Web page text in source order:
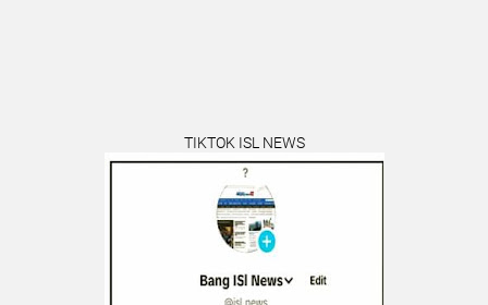
TIKTOK ISL NEWS